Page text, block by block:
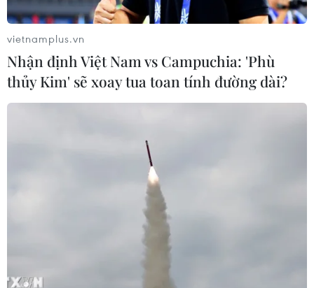
#Giá dầu #Thị trường thế giới
#Sản lượng dầu
vietnamplus.vn
Nhận định Việt Nam vs Campuchia: 'Phù
thủy Kim' sẽ xoay tua toan tính đường dài?